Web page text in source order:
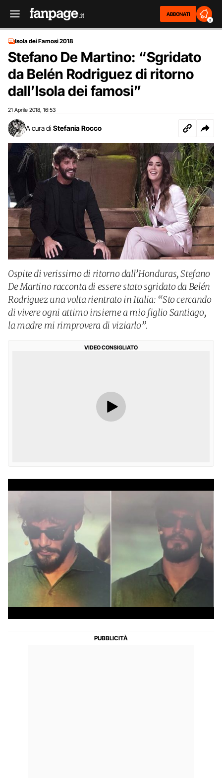
ABBONATI
2
Isola dei Famosi 2018
Stefano De Martino: “Sgridato
da Belén Rodriguez di ritorno
dall’Isola dei famosi”
21 Aprile 2018 16:53
A cura di Stefania Rocco
Ospite di verissimo di ritorno dall’Honduras, Stefano
De Martino racconta di essere stato sgridato da Belén
Rodriguez una volta rientrato in Italia: “Sto cercando
di vivere ogni attimo insieme a mio figlio Santiago,
la madre mi rimprovera di viziarlo”.
VIDEO CONSIGLIATO